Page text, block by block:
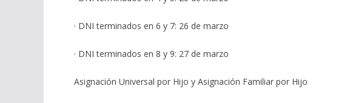
· DNI terminados en 6 y 7: 26 de marzo
· DNI terminados en 8 y 9: 27 de marzo
Asignación Universal por Hijo y Asignación Familiar por Hijo